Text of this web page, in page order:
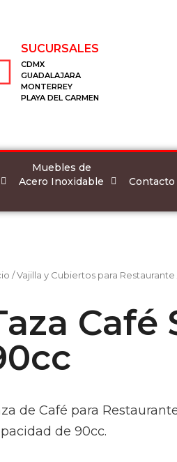
SUCURSALES
CDMX
GUADALAJARA
MONTERREY
PLAYA DEL CARMEN
Muebles de
Acero Inoxidable
Contacto
/Vajilla y Cubiertos para Restaurante
Café
de Café para
de 90cc.